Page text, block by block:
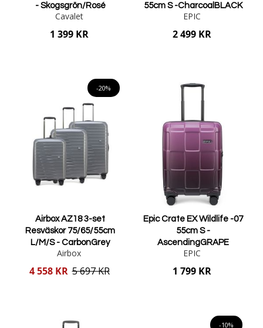
- Skogsgrön/Rosé
Cavalet
1 399 KR
55cm S -CharcoalBLACK
EPIC
2 499 KR
-20%
Airbox AZ18 3-set
Resväskor 75/65/55cm
L/M/S - CarbonGrey
Airbox
Reducerat
4 558 KR 5 697 KR
Epic Crate EX Wildlife -07
55cm S -
AscendingGRAPE
EPIC
1 799 KR
-10%